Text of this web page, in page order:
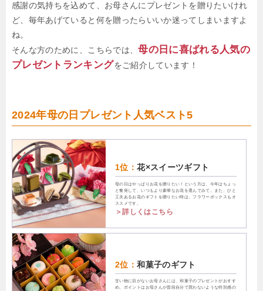
感謝の気持ちを込めて、お母さんにプレゼントを贈りたいけれ
ど、毎年あげていると何を贈ったらいいか迷ってしまいますよ
ね。
そんな方のために、こちらでは、母の日に喜ばれる人気の
プレゼントランキングをご紹介しています！
2024年母の日プレゼント人気ベスト5
1位：花×スイーツギフト
母の日はやっぱりお花を贈りたい！という方は、今年はちょっ
と奮発して、いつもより豪華なお花を選んでみて。また、ひと
工夫あるお花のギフトを贈りたい時は、フラワーボックスもオ
ススメです。
＞詳しくはこちら
2位：和菓子のギフト
甘い物に目がないお母さんには、和菓子のプレゼントがおすす
め。ポイントはお母さんが普段自分で買わないような特別感の